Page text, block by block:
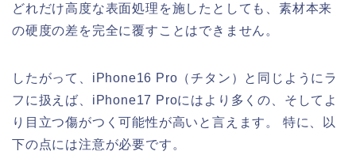
どれだけ高度な表面処理を施したとしても、素材本来
の硬度の差を完全に覆すことはできません。
したがって、iPhone16 Pro（チタン）と同じようにラ
フに扱えば、iPhone17 Proにはより多くの、そしてよ
り目立つ傷がつく可能性が高いと言えます。 特に、以
下の点には注意が必要です。